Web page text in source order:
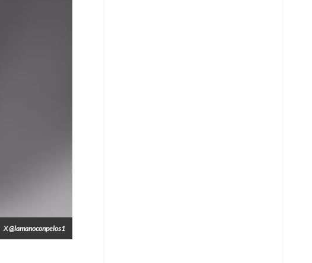
X @lamanoconpelos1